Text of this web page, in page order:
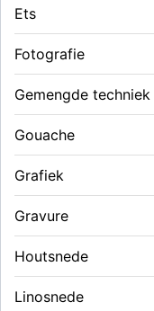
Ets
Fotografie
Gemengde techniek
Gouache
Grafiek
Gravure
Houtsnede
Linosnede